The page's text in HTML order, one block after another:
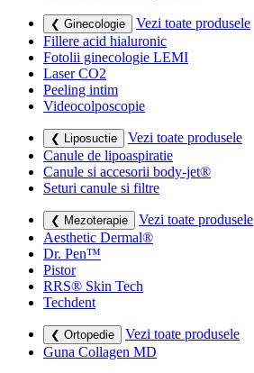
❮ Ginecologie
Vezi toate produsele
Fillere acid hialuronic
Fotolii ginecologie LEMI
Laser CO2
Peeling intim
Videocolposcopie
❮ Liposuctie
Vezi toate produsele
Canule de lipoaspiratie
Canule si accesorii body-jet®
Seturi canule si filtre
❮ Mezoterapie
Vezi toate produsele
Aesthetic Dermal®
Dr. Pen™
Pistor
RRS® Skin Tech
Techdent
❮ Ortopedie
Vezi toate produsele
Guna Collagen MD